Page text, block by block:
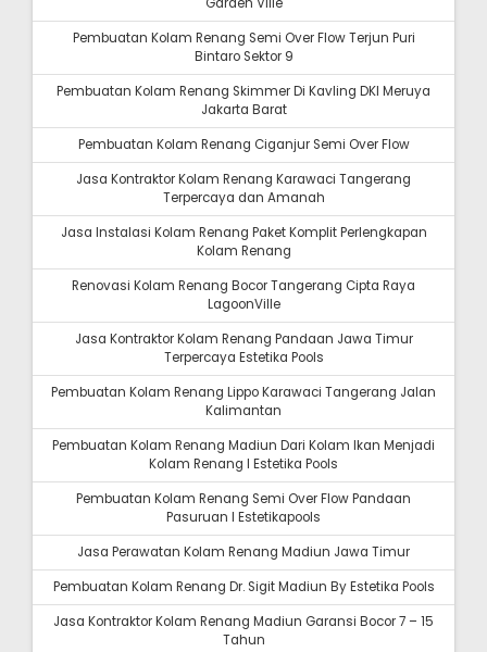
Pembuatan Kolam Renang Semi Over Flow Terjun Puri
Bintaro Sektor 9
Pembuatan Kolam Renang Skimmer Di Kavling DKI Meruya
Jakarta Barat
Pembuatan Kolam Renang Ciganjur Semi Over Flow
Jasa Kontraktor Kolam Renang Karawaci Tangerang
Terpercaya dan Amanah
Jasa Instalasi Kolam Renang Paket Komplit Perlengkapan
Kolam Renang
Renovasi Kolam Renang Bocor Tangerang Cipta Raya
LagoonVille
Jasa Kontraktor Kolam Renang Pandaan Jawa Timur
Terpercaya Estetika Pools
Pembuatan Kolam Renang Lippo Karawaci Tangerang Jalan
Kalimantan
Pembuatan Kolam Renang Madiun Dari Kolam Ikan Menjadi
Kolam Renang I Estetika Pools
Pembuatan Kolam Renang Semi Over Flow Pandaan
Pasuruan I Estetikapools
Jasa Perawatan Kolam Renang Madiun Jawa Timur
Pembuatan Kolam Renang Dr. Sigit Madiun By Estetika Pools
Jasa Kontraktor Kolam Renang Madiun Garansi Bocor 7 – 15
Tahun